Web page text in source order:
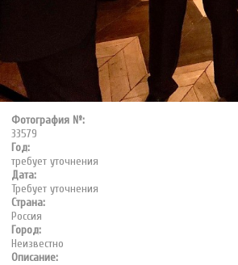
Фотография №:
33579
Год:
требует уточнения
Дата:
Требует уточнения
Страна:
Россия
Город:
Неизвестно
Описание: